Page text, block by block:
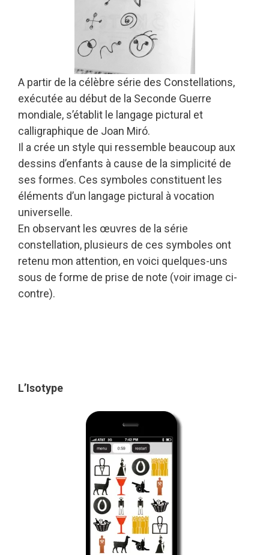
A partir de la célèbre série des Constellations,
exécutée au début de la Seconde Guerre
mondiale, s’établit le langage pictural et
calligraphique de Joan Miró.
Il a crée un style qui ressemble beaucoup aux
dessins d’enfants à cause de la simplicité de
ses formes. Ces symboles constituent les
éléments d’un langage pictural à vocation
universelle.
En observant les œuvres de la série
constellation, plusieurs de ces symboles ont
retenu mon attention, en voici quelques-uns
sous de forme de prise de note (voir image ci-
contre).
L’Isotype